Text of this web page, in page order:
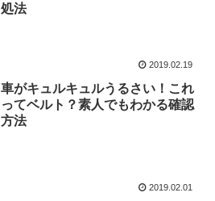
処法
2019.02.19
車がキュルキュルうるさい！これ
ってベルト？素人でもわかる確認
方法
2019.02.01